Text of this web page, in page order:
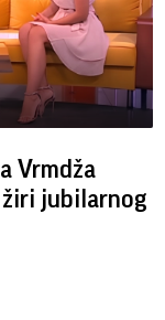
Vrmdža
jubilarnog